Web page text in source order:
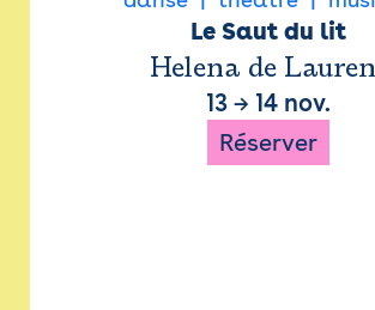
Le Saut du lit
Helena de
13 → 14 nov.
Réserver